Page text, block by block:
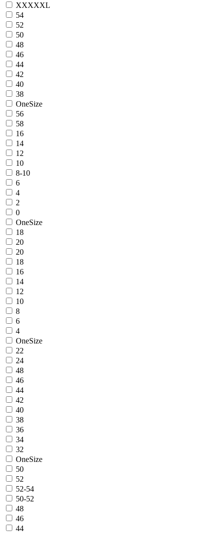
XXXXXL
54
52
50
48
46
44
42
40
38
OneSize
56
58
16
14
12
10
8-10
6
4
2
0
OneSize
18
20
20
18
16
14
12
10
8
6
4
OneSize
22
24
48
46
44
42
40
38
36
34
32
OneSize
50
52
52-54
50-52
48
46
44